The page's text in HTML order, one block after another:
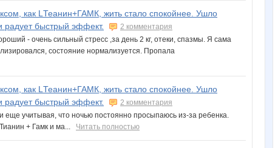
как LТеанин+ГАМК, жить стало спокойнее. Ушло
радует быстрый эффект.
2 комментария
- очень сильный стресс ,за день 2 кг, отеки, спазмы. Я сама
состояние нормализуется. Пропала
как LТеанин+ГАМК, жить стало спокойнее. Ушло
радует быстрый эффект.
2 комментария
еще учитывая, что ночью постоянно просыпаюсь из-за ребенка.
+ Гамк и ма... Читать полностью